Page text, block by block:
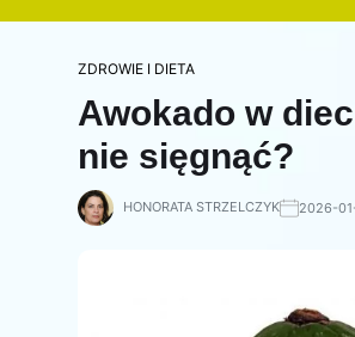
ZDROWIE I DIETA
Awokado w
nie sięgnąć?
HONORATA STRZELCZYK 2026-